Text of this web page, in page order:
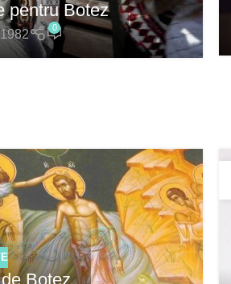
pentru Botez
0
Botez